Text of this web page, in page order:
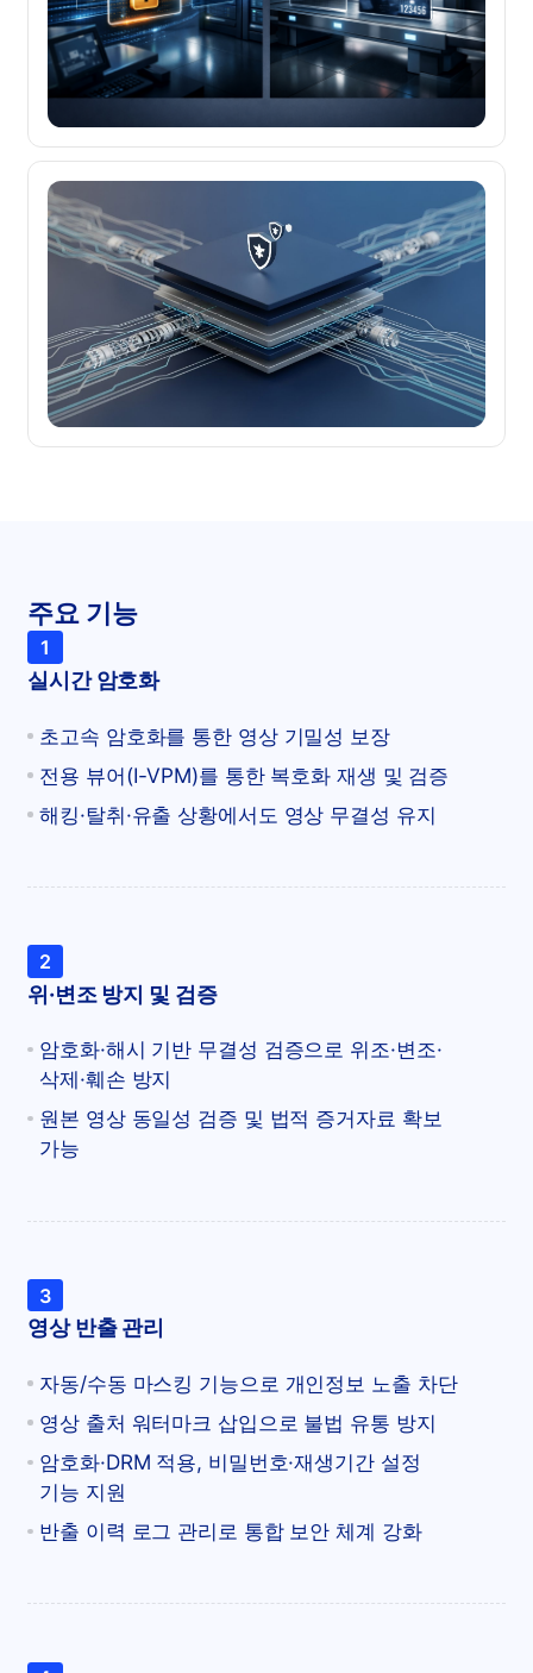
주요 기능
1
실시간 암호화
초고속 암호화를 통한 영상 기밀성 보장
전용 뷰어(I-VPM)를 통한 복호화 재생 및 검증
해킹·탈취·유출 상황에서도 영상 무결성 유지
2
위·변조 방지 및 검증
암호화·해시 기반 무결성 검증으로 위조·변조·
삭제·훼손 방지
원본 영상 동일성 검증 및 법적 증거자료 확보
가능
3
영상 반출 관리
자동/수동 마스킹 기능으로 개인정보 노출 차단
영상 출처 워터마크 삽입으로 불법 유통 방지
암호화·DRM 적용, 비밀번호·재생기간 설정
기능 지원
반출 이력 로그 관리로 통합 보안 체계 강화